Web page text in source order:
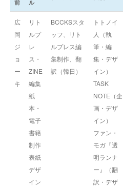
前
ル
広
岡
ジ
ョ
ー
キ
リト
ルプ
レ
ス・
ZINE
編集
紙
本・
電子
書籍
制作
表紙
デザ
イン
BCCKSスタ
ッフ、リト
ルプレス編
集制作、翻
訳（韓日）
トトノイ
人（執
筆・編
集・デザ
イン）
TASK
NOTE（企
画・デザ
イン）
ファン・
モガ『透
明ランナ
ー』（翻
訳・デザ